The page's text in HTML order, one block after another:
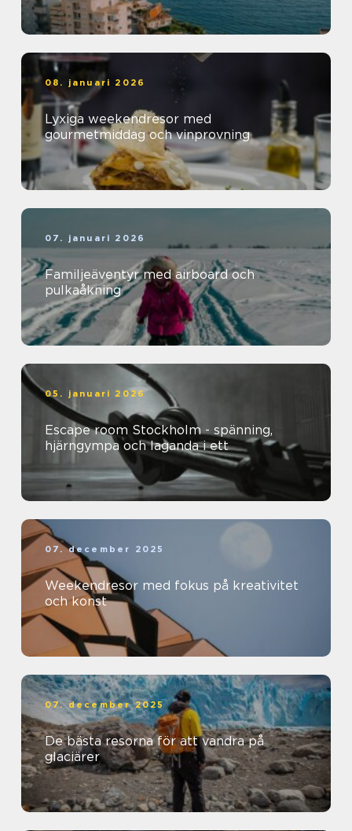
08. januari 2026
Lyxiga weekendresor med
gourmetmiddag och vinprovning
07. januari 2026
Familjeäventyr med airboard och
pulkaåkning
05. januari 2026
Escape room Stockholm - spänning,
hjärngympa och laganda i ett
07. december 2025
Weekendresor med fokus på kreativitet
och konst
07. december 2025
De bästa resorna för att vandra på
glaciärer